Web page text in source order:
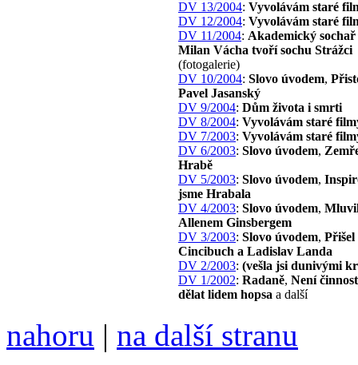
DV 13/2004: Vyvolávám staré
DV 12/2004: Vyvolávám staré
DV 11/2004: Akademický sochař
Milan Vácha tvoří sochu Strážci
(fotogalerie)
DV 10/2004: Slovo úvodem,
Pavel Jasanský
DV 9/2004: Dům života i smrti
DV 8/2004: Vyvolávám staré
DV 7/2003: Vyvolávám staré
DV 6/2003: Slovo úvodem,
Hrabě
DV 5/2003: Slovo úvodem,
jsme Hrabala
DV 4/2003: Slovo úvodem,
Allenem Ginsbergem
DV 3/2003: Slovo úvodem, Přišel
Cincibuch a Ladislav Landa
DV 2/2003: (vešla jsi dunivými
DV 1/2002: Radaně, Není
dělat lidem hopsa a další
nahoru | na další stranu